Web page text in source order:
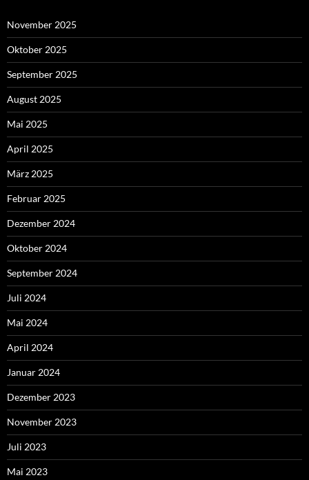
November 2025
Oktober 2025
September 2025
August 2025
Mai 2025
April 2025
März 2025
Februar 2025
Dezember 2024
Oktober 2024
September 2024
Juli 2024
Mai 2024
April 2024
Januar 2024
Dezember 2023
November 2023
Juli 2023
Mai 2023